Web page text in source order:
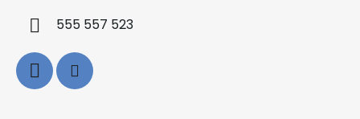
555 557 523